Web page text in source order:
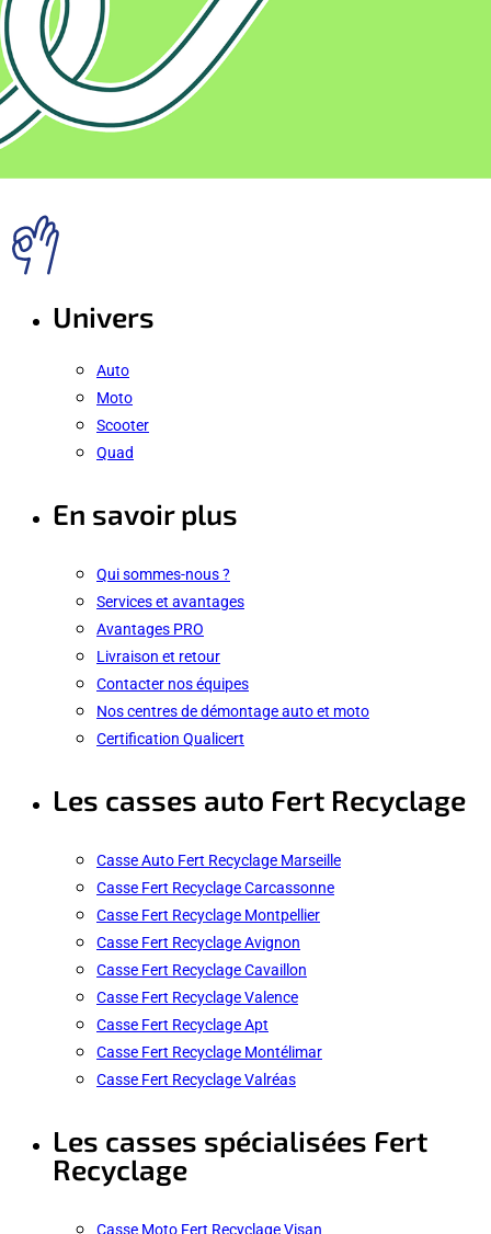
Univers
Auto
Moto
Scooter
Quad
En savoir plus
Qui sommes-nous ?
Services et avantages
Avantages PRO
Livraison et retour
Contacter nos équipes
Nos centres de démontage auto et moto
Certification Qualicert
Les casses auto Fert Recyclage
Casse Auto Fert Recyclage Marseille
Casse Fert Recyclage Carcassonne
Casse Fert Recyclage Montpellier
Casse Fert Recyclage Avignon
Casse Fert Recyclage Cavaillon
Casse Fert Recyclage Valence
Casse Fert Recyclage Apt
Casse Fert Recyclage Montélimar
Casse Fert Recyclage Valréas
Les casses spécialisées Fert
Recyclage
Casse Moto Fert Recyclage Visan